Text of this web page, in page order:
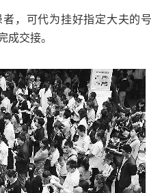
，可代为挂好指定大夫的号
成交接。